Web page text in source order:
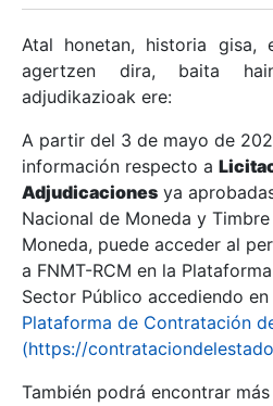
Erakutsi/Ezkutatu
Erakutsi/Ezkutatu
Erakutsi/Ezkutatu
Erakutsi/Ezkutatu
Atal honetan, historia gisa,
agertzen dira, baita
adjudikazioak ere:
A partir del 3 de mayo de
información respecto a
Adjudicaciones ya
Nacional de Moneda y
Moneda, puede acceder al
a FNMT-RCM en la
Sector Público accediendo
Plataforma de Contratación
(https://
También podrá encontrar